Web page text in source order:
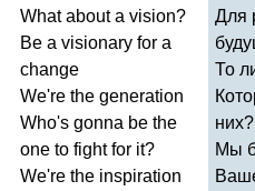
What about a vision?
Be a visionary for a
change
We're the generation
Who's gonna be the
one to fight for it?
We're the inspiration
Для
То
них?
Мы